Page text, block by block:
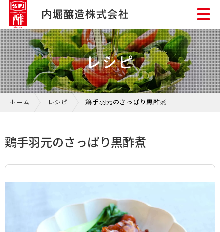
レシピ
ホーム レシピ 鶏手羽元のさっぱり黒酢煮
鶏手羽元のさっぱり黒酢煮